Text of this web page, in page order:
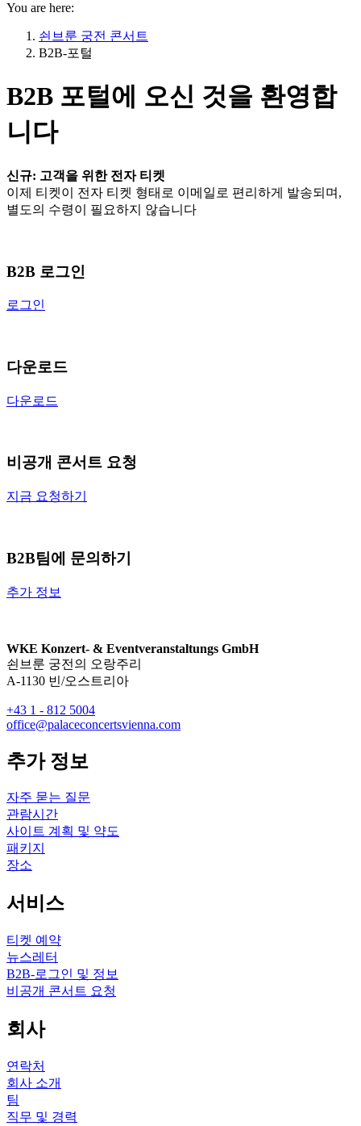
You are here:
쇤브룬 궁전 콘서트
B2B-포털
B2B 포털에 오신 것을 환영합
니다
신규: 고객을 위한 전자 티켓
이제 티켓이 전자 티켓 형태로 이메일로 편리하게 발송되며,
별도의 수령이 필요하지 않습니다
B2B 로그인
로그인
다운로드
다운로드
비공개 콘서트 요청
지금 요청하기
B2B팀에 문의하기
추가 정보
WKE Konzert- & Eventveranstaltungs GmbH
쇤브룬 궁전의 오랑주리
A-1130 빈/오스트리아
+43 1 - 812 5004
office@palaceconcertsvienna.com
추가 정보
자주 묻는 질문
관람시간
사이트 계획 및 약도
패키지
장소
서비스
티켓 예약
뉴스레터
B2B-로그인 및 정보
비공개 콘서트 요청
회사
연락처
회사 소개
팀
직무 및 경력